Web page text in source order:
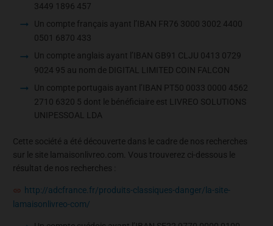
3449 1896 457
Un compte français ayant l’IBAN FR76 3000 3002 4400
0501 6870 433
Un compte anglais ayant l’IBAN GB91 CLJU 0413 0729
9024 95 au nom de DIGITAL LIMITED COIN FALCON
Un compte portugais ayant l’IBAN PT50 0033 0000 4562
2710 6320 5 dont le bénéficiaire est LIVREO SOLUTIONS
UNIPESSOAL LDA
Cette société a été découverte dans le cadre de nos recherches
sur le site lamaisonlivreo.com. Vous trouverez ci-dessous le
résultat de nos recherches :
http://adcfrance.fr/produits-classiques-danger/la-site-
lamaisonlivreo-com/